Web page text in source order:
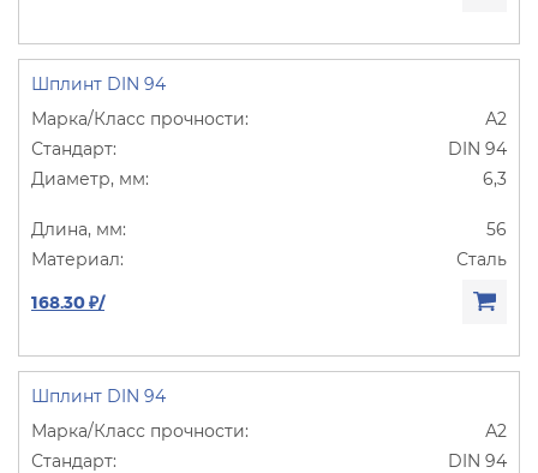
Шплинт DIN 94
А2
DIN 94
6,3
56
Сталь
168.30 ₽/
Шплинт DIN 94
А2
DIN 94